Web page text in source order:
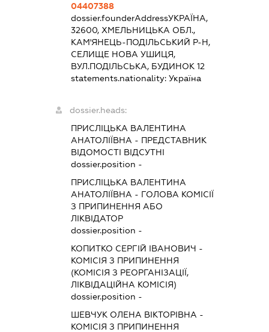
04407388
dossier.founderAddressУКРАЇНА,
32600, ХМЕЛЬНИЦЬКА ОБЛ.,
КАМ'ЯНЕЦЬ-ПОДІЛЬСЬКИЙ Р-Н,
СЕЛИЩЕ НОВА УШИЦЯ,
ВУЛ.ПОДІЛЬСЬКА, БУДИНОК 12
statements.nationality:Україна
dossier.heads:
ПРИСЛІЦЬКА ВАЛЕНТИНА
АНАТОЛІЇВНА - ПРЕДСТАВНИК
ВІДОМОСТІ ВІДСУТНІ
dossier.position -
ПРИСЛІЦЬКА ВАЛЕНТИНА
АНАТОЛІЇВНА - ГОЛОВА КОМІСІЇ
З ПРИПИНЕННЯ АБО
ЛІКВІДАТОР
dossier.position -
КОПИТКО СЕРГІЙ ІВАНОВИЧ -
КОМІСІЯ З ПРИПИНЕННЯ
(КОМІСІЯ З РЕОРГАНІЗАЦІЇ,
ЛІКВІДАЦІЙНА КОМІСІЯ)
dossier.position -
ШЕВЧУК ОЛЕНА ВІКТОРІВНА -
КОМІСІЯ З ПРИПИНЕННЯ